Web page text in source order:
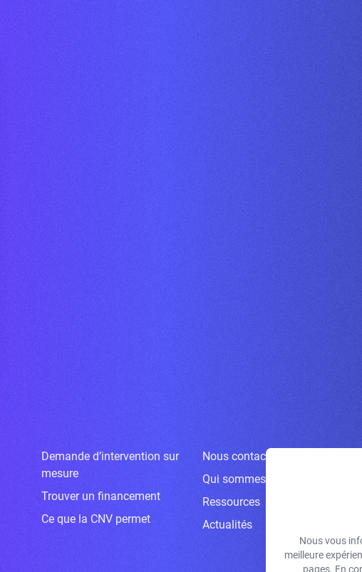
Demande d’intervention sur
mesure
Trouver un financement
Ce que la CNV permet
Nous contacter
Qui sommes-nous ?
Ressources
Actualités
Nous vous
meilleure
pages. En